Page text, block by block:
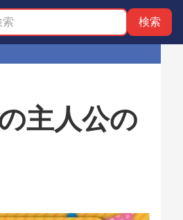
主人公の